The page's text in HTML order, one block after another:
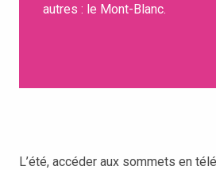
autres : le Mont-Blanc.
L’été, accéder aux sommets en